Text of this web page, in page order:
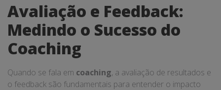
Avaliação e Feedback:
Medindo o Sucesso do
Coaching
Quando se fala em coaching, a avaliação de resultados e
o feedback são fundamentais para entender o impacto